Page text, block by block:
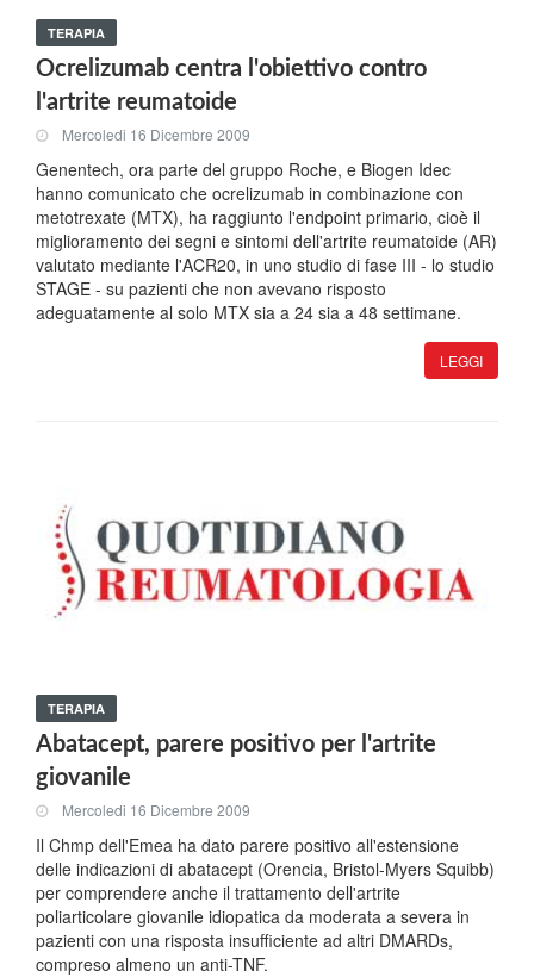
TERAPIA
Ocrelizumab centra l'obiettivo contro
l'artrite reumatoide
Mercoledi 16 Dicembre 2009
Genentech, ora parte del gruppo Roche, e Biogen Idec
hanno comunicato che ocrelizumab in combinazione con
metotrexate (MTX), ha raggiunto l'endpoint primario, cioè il
miglioramento dei segni e sintomi dell'artrite reumatoide (AR)
valutato mediante l'ACR20, in uno studio di fase III - lo studio
STAGE - su pazienti che non avevano risposto
adeguatamente al solo MTX sia a 24 sia a 48 settimane.
LEGGI
TERAPIA
Abatacept, parere positivo per l'artrite
giovanile
Mercoledi 16 Dicembre 2009
Il Chmp dell'Emea ha dato parere positivo all'estensione
delle indicazioni di abatacept (Orencia, Bristol-Myers Squibb)
per comprendere anche il trattamento dell'artrite
poliarticolare giovanile idiopatica da moderata a severa in
pazienti con una risposta insufficiente ad altri DMARDs,
compreso almeno un anti-TNF.